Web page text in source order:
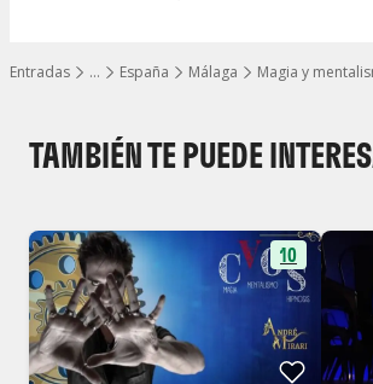
…
Mostrar todos los niveles
Entradas España Málaga Magia y
TAMBIÉN TE PUEDE
10